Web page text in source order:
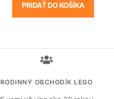
PRIDAŤ DO KOŠÍKA
RODINNÝ OBCHODÍK LEGO